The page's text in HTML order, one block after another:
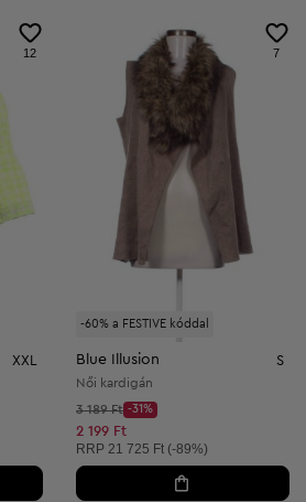
12
XXL
-60% a FESTIVE kóddal
7
Blue Illusion S
Női kardigán
Kezdő ár:
3 189 Ft
Discount Price:
-31%
Csökkentett ár:
2 199 Ft
Ajánlott ár:
RRP 21 725 Ft (-89%)